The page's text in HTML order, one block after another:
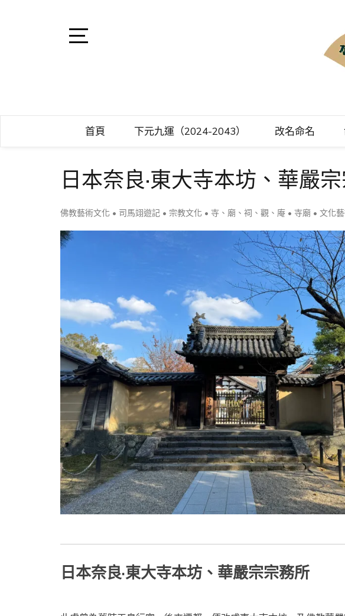
司馬翊風水命理顧問
首頁 下元九運（2024-2043） 改名命名
日本奈良·東大寺本坊、華嚴
佛教藝術文化 • 司馬翊遊記 • 宗教文化 • 寺、廟、祠、觀、庵 • 寺廟 • 文化
日本奈良·東大寺本坊、華嚴宗宗務所